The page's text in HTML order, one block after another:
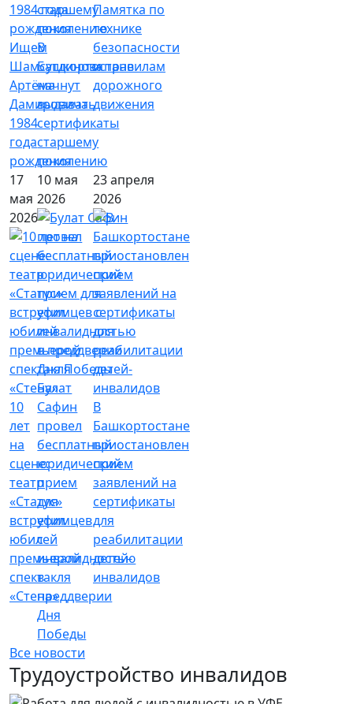
Ищем
Шамсутдинова
Артёма
Дамировича
1984
года
рождения
В
Башкортостане
начнут
выдавать
сертификаты
старшему
поколению
Памятка по
технике
безопасности
и правилам
дорожного
движения
17
мая
2026
10
лет
на
сцене:
театр
«Статус»
встретил
юбилей
премьерой
спектакля
«Стена»
10 мая
2026
Булат
Сафин
провел
бесплатный
юридический
прием
для
уфимцев
с
инвалидностью
в
преддверии
Дня
Победы
23 апреля
2026
В
Башкортостане
приостановлен
прием
заявлений на
сертификаты
для
реабилитации
детей-
инвалидов
Все новости
Трудоустройство инвалидов